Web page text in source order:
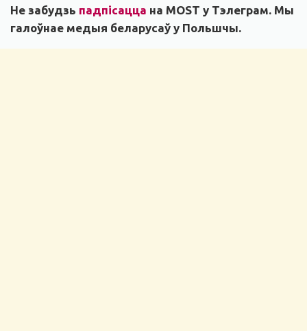
Не забудзь падпісацца на MOST у Тэлеграм. Мы
галоўнае медыя беларусаў у Польшчы.